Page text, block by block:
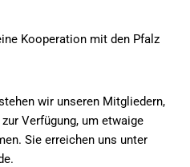
Kooperation mit den Pfalz
wir unseren Mitgliedern,
Verfügung, um etwaige
Sie erreichen uns unter